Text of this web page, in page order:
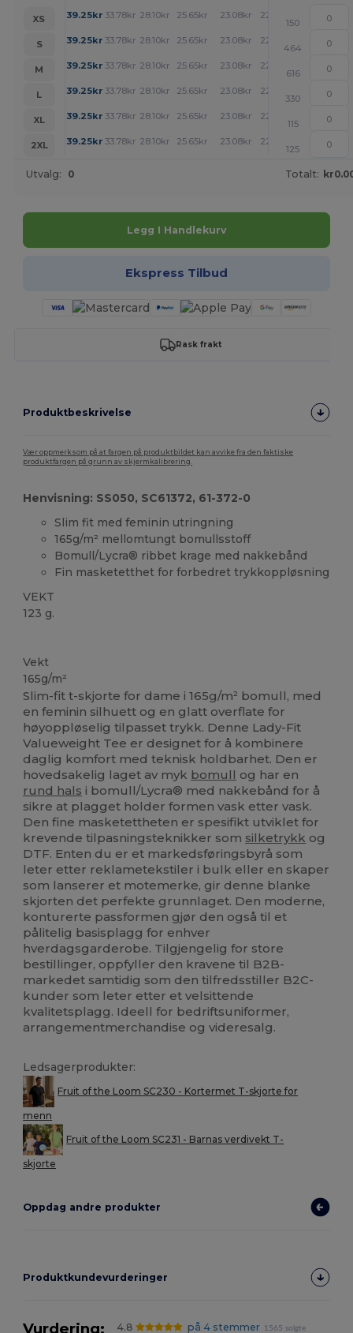
XS 39.25kr 33.78kr 28.10kr 25.65kr 23.08kr 22.86
150
S
39.25kr 33.78kr 28.10kr 25.65kr 23.08kr 22.86
464
M
39.25kr 33.78kr 28.10kr 25.65kr 23.08kr 22.86
616
L
39.25kr 33.78kr 28.10kr 25.65kr 23.08kr 22.86
330
XL
39.25kr 33.78kr 28.10kr 25.65kr 23.08kr 22.86
115
2XL
39.25kr 33.78kr 28.10kr 25.65kr 23.08kr 22.86
125
Utvalg: 0 Totalt:
Legg I Handlekurv
Ekspress Tilbud
Rask frakt
Produktbeskrivelse
Vær oppmerksom på at fargen på produktbildet kan avvike fra den faktiske
produktfargen på grunn av skjermkalibrering.
Henvisning: SS050, SC61372, 61-372-0
Slim fit med feminin utringning
165g/m² mellomtungt bomullsstoff
Bomull/Lycra® ribbet krage med nakkebånd
Fin masketetthet for forbedret trykkoppløsning
VEKT
123 g.
Vekt
165g/m²
Slim-fit t-skjorte for dame i 165g/m² bomull, med
en feminin silhuett og en glatt overflate for
høyoppløselig tilpasset trykk. Denne Lady-Fit
Valueweight Tee er designet for å kombinere
daglig komfort med teknisk holdbarhet. Den er
hovedsakelig laget av myk bomull og har en
rund hals i bomull/Lycra® med nakkebånd for å
sikre at plagget holder formen vask etter vask.
Den fine masketettheten er spesifikt utviklet for
krevende tilpasningsteknikker som silketrykk og
DTF. Enten du er et markedsføringsbyrå som
leter etter reklametekstiler i bulk eller en skaper
som lanserer et motemerke, gir denne blanke
skjorten det perfekte grunnlaget. Den moderne,
konturerte passformen gjør den også til et
pålitelig basisplagg for enhver
hverdagsgarderobe. Tilgjengelig for store
bestillinger, oppfyller den kravene til B2B-
markedet samtidig som den tilfredsstiller B2C-
kunder som leter etter et velsittende
kvalitetsplagg. Ideell for bedriftsuniformer,
arrangementmerchandise og videresalg.
Ledsagerprodukter:
Fruit of the Loom SC230 - Kortermet T-skjorte for
menn
Fruit of the Loom SC231 - Barnas verdivekt T-
skjorte
Oppdag andre produkter
Produktkundevurderinger
Vurdering: 4.8 på 4 stemmer 1565 solgte